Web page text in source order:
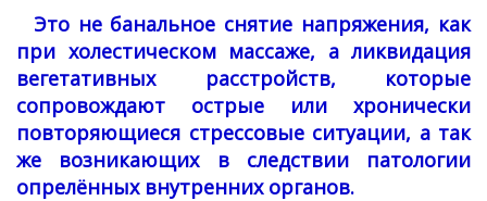
Это не банальное снятие напряжения, как
при холестическом массаже, а ликвидация
вегетативных расстройств, которые
сопровождают острые или хронически
повторяющиеся стрессовые ситуации, а так
же возникающих в следствии патологии
опрелённых внутренних органов.